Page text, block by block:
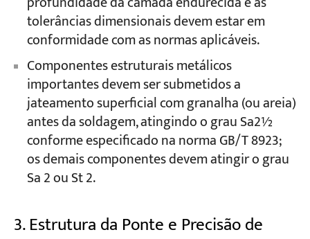
tolerâncias dimensionais devem estar em
conformidade com as normas aplicáveis.
Componentes estruturais metálicos
importantes devem ser submetidos a
jateamento superficial com granalha (ou areia)
antes da soldagem, atingindo o grau Sa2½
conforme especificado na norma GB/T 8923;
os demais componentes devem atingir o grau
Sa 2 ou St 2.
3. Estrutura da Ponte e Precisão de